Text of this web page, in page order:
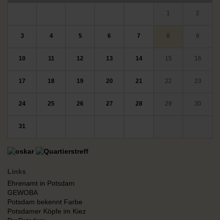
1 2
3 4 5 6 7 8 9
10 11 12 13 14 15 16
17 18 19 20 21 22 23
24 25 26 27 28 29 30
31
Links
Ehrenamt in Potsdam
GEWOBA
Potsdam bekennt Farbe
Potsdamer Köpfe im Kiez